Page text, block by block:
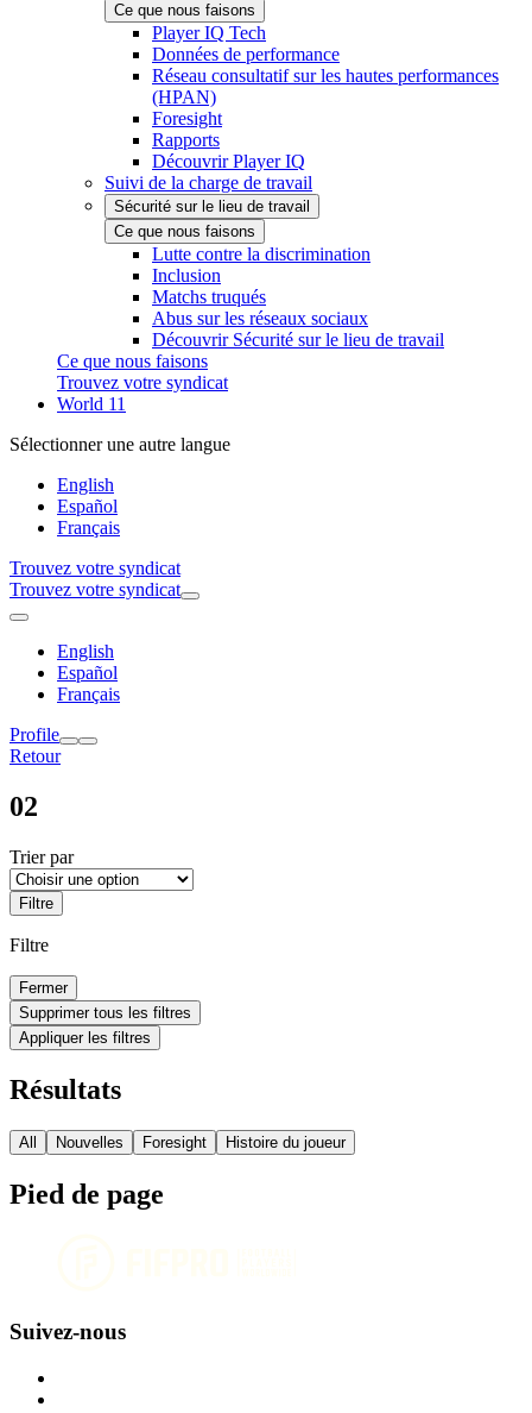
Ce que nous faisons
Player IQ Tech
Données de performance
Réseau consultatif sur les hautes performances
(HPAN)
Foresight
Rapports
Découvrir Player IQ
Suivi de la charge de travail
Sécurité sur le lieu de travail
Ce que nous faisons
Lutte contre la discrimination
Inclusion
Matchs truqués
Abus sur les réseaux sociaux
Découvrir Sécurité sur le lieu de travail
Ce que nous faisons
Trouvez votre syndicat
World 11
Sélectionner une autre langue
English
Español
Français
Trouvez votre syndicat
Trouvez votre syndicat
English
Español
Français
Profile
Retour
02
Trier par
Filtre
Filtre
Fermer
Supprimer tous les filtres
Appliquer les filtres
Résultats
All Nouvelles Foresight Histoire du joueur
Pied de page
Suivez-nous